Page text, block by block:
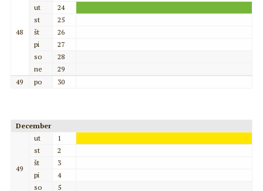
48
ut
24
st
25
št
26
pi
27
so
28
ne
29
49
po 30
December
49
ut
1
st
2
št
3
pi
4
so
5